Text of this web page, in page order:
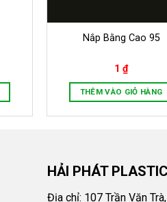
Nắp Bằng Cao 95
1 ₫
THÊM VÀO GIỎ HÀNG
HẢI PHÁT
Địa chỉ: 107 Trần Văn